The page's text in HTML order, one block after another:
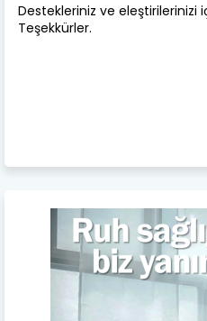
Destekleriniz ve eleştirilerinizi
Teşekkürler.